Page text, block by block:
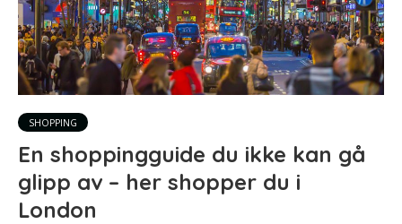
SHOPPING
En shoppingguide du ikke kan gå
glipp av – her shopper du i
London